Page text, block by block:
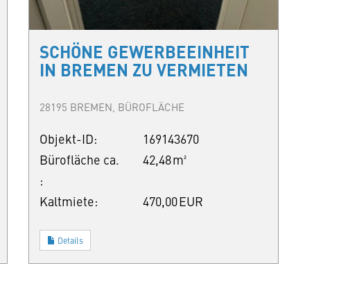
SCHÖNE GEWERBEEINHEIT
IN BREMEN ZU VERMIETEN
28195 BREMEN, BÜROFLÄCHE
Objekt-ID:
169143670
Bürofläche ca.
:
42,48 m²
Kaltmiete: 470,00 EUR
Details